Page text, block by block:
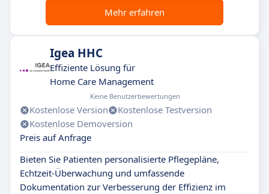
Mehr erfahren
Igea HHC
Effiziente Lösung für
Home Care Management
Keine Benutzerbewertungen
Kostenlose Version
Kostenlose Testversion
Kostenlose Demoversion
Preis auf Anfrage
Bieten Sie Patienten personalisierte Pflegepläne,
Echtzeit-Überwachung und umfassende
Dokumentation zur Verbesserung der Effizienz im